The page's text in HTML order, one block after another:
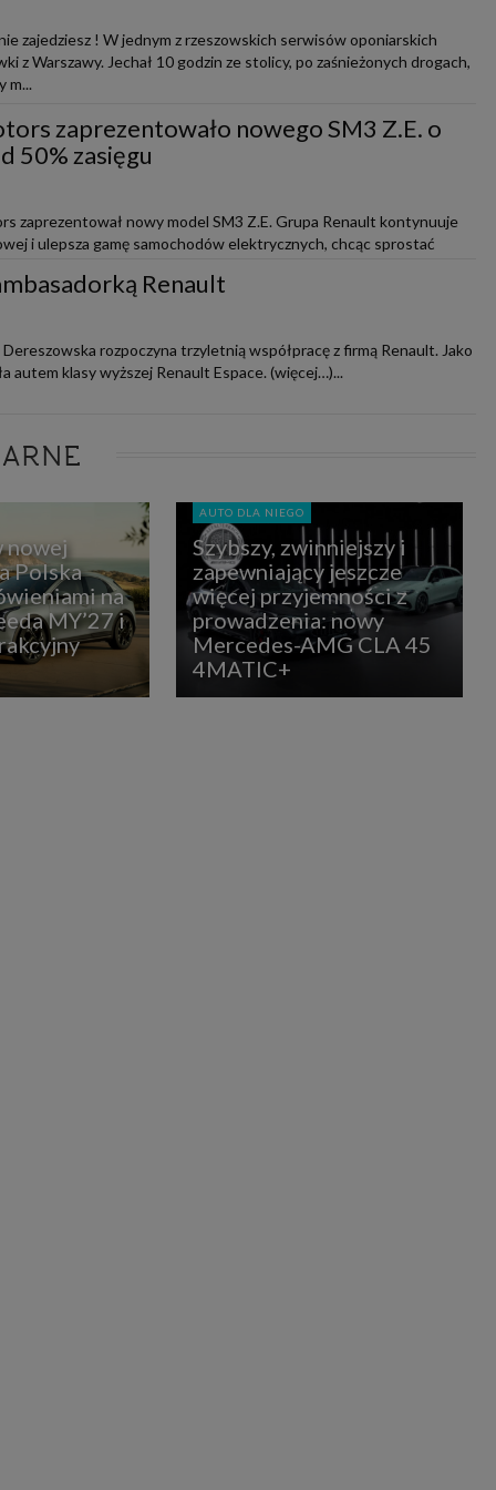
zajedziesz ! W jednym z rzeszowskich serwisów oponiarskich
z Warszawy. Jechał 10 godzin ze stolicy, po zaśnieżonych drogach,
m...
zaprezentowało nowego SM3 Z.E. o
50% zasięgu
zaprezentował nowy model SM3 Z.E. Grupa Renault kontynuuje
i ulepsza gamę samochodów elektrycznych, chcąc sprostać
Renault
rozpoczyna trzyletnią współpracę z firmą Renault. Jako
autem klasy wyższej Renault Espace. (więcej…)...
nowej
Polska
na
MY’27 i
AUTO DLA NIEGO
Szybszy, zwinniejszy i
zapewniający jeszcze
więcej przyjemności z
prowadzenia: nowy
Mercedes-AMG CLA 45
4MATIC+